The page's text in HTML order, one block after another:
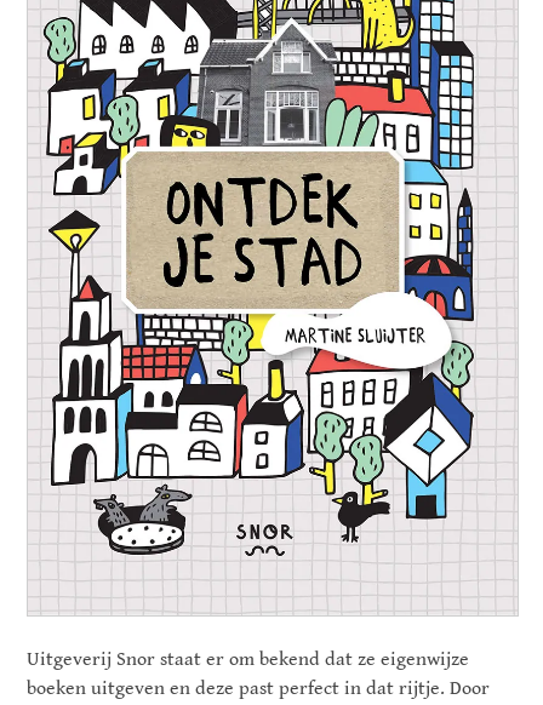
Uitgeverij Snor staat er om bekend dat ze eigenwijze
boeken uitgeven en deze past perfect in dat rijtje. Door